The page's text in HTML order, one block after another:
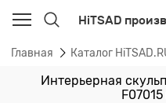
HiTSAD
Главная Каталог
Интерьерная